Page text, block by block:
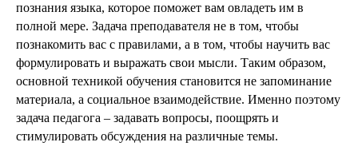
познания языка, которое поможет вам овладеть им в
полной мере. Задача преподавателя не в том, чтобы
познакомить вас с правилами, а в том, чтобы научить вас
формулировать и выражать свои мысли. Таким образом,
основной техникой обучения становится не запоминание
материала, а социальное взаимодействие. Именно поэтому
задача педагога – задавать вопросы, поощрять и
стимулировать обсуждения на различные темы.